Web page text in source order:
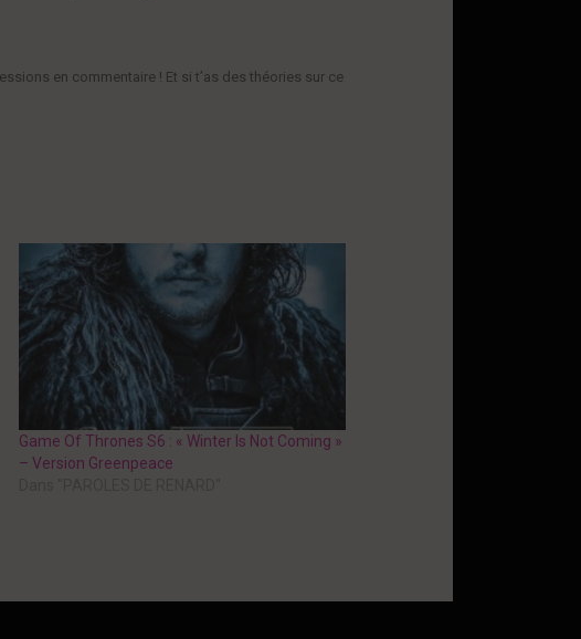
en commentaire ! Et si t’as des théories sur ce
Game Of Thrones S6 : « Winter Is Not Coming »
– Version Greenpeace